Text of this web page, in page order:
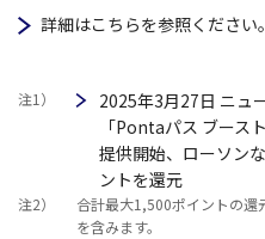
詳細はこちらを参照ください。
注1）
2025年3月27日 ニュ
「Pontaパス ブース
提供開始、ローソン
ントを還元
注2）
合計最大1,500ポイントの還
を含みます。